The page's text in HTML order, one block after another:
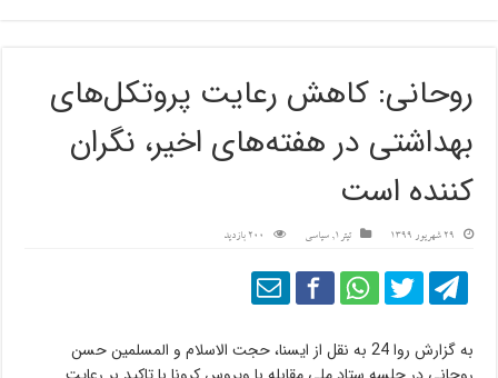
روحانی: کاهش رعایت پروتکل‌های
بهداشتی در هفته‌های اخیر، نگران
کننده است
29 شهریور 1399 تیتر1 ,سیاسی 200 بازدید
به گزارش روا 24 به نقل از ایسنا، حجت الاسلام و المسلمین حسن